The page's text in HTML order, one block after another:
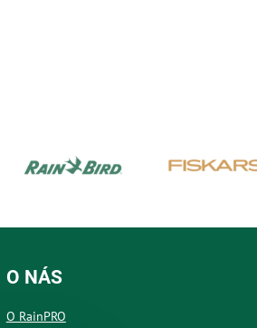
O NÁS
O RainPRO